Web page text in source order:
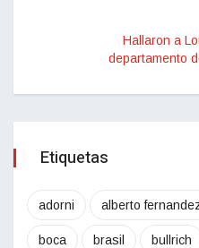
Hallaron a
departamento
Etiquetas
adorni alberto
boca brasil bullrich